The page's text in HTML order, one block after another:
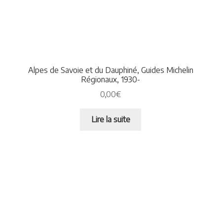
Alpes de Savoie et du Dauphiné, Guides Michelin
Régionaux, 1930-
0,00€
Lire la suite